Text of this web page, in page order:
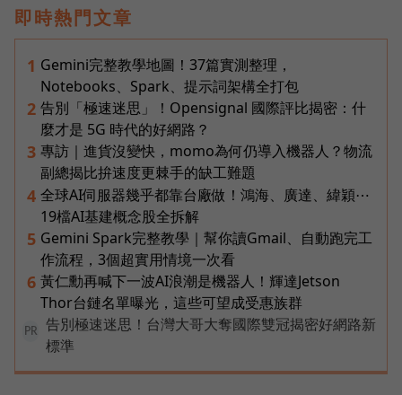
即時熱門文章
1 Gemini完整教學地圖！37篇實測整理，
Notebooks、Spark、提示詞架構全打包
2 告別「極速迷思」！Opensignal 國際評比揭密：什
麼才是 5G 時代的好網路？
3 專訪｜進貨沒變快，momo為何仍導入機器人？物流
副總揭比拚速度更棘手的缺工難題
4 全球AI伺服器幾乎都靠台廠做！鴻海、廣達、緯穎⋯
19檔AI基建概念股全拆解
5 Gemini Spark完整教學｜幫你讀Gmail、自動跑完工
作流程，3個超實用情境一次看
6 黃仁勳再喊下一波AI浪潮是機器人！輝達Jetson
Thor台鏈名單曝光，這些可望成受惠族群
PR
告別極速迷思！台灣大哥大奪國際雙冠揭密好網路新
標準